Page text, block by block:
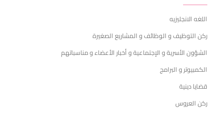
اللغه الانجليزيه
ركن التوظيف و الوظائف و المشاريع الصغيرة
الشؤون الأسرية و الإجتماعية و أخبار الأعضاء و مناسباتهم
الكمبيوتر و البرامج
قضايا دينية
ركن العروس